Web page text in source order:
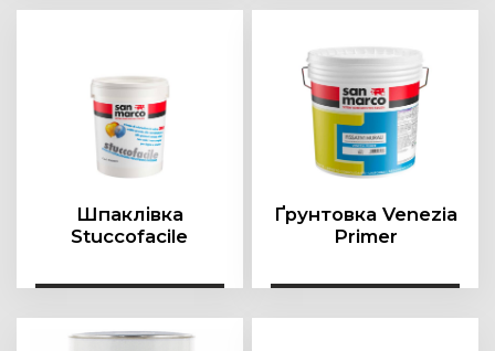
Шпаклівка
Stuccofacile
Ґрунтовка Venezia
Primer